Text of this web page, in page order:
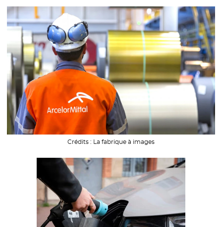
Crédits : La fabrique à images